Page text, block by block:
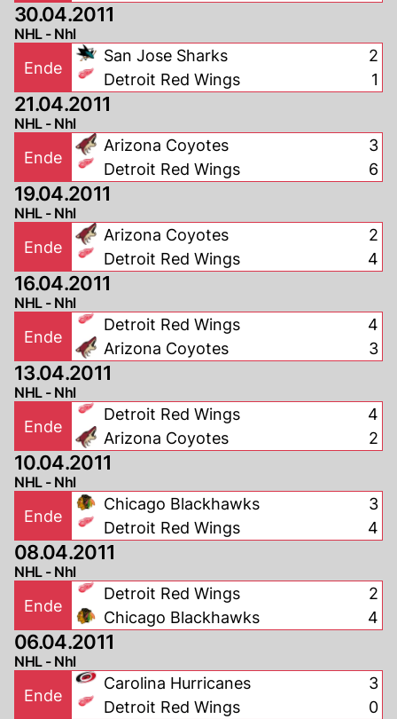
30.04.2011
NHL - Nhl
Ende
San Jose Sharks
Detroit Red Wings
2
1
21.04.2011
NHL - Nhl
Ende
Arizona Coyotes
Detroit Red Wings
3
6
19.04.2011
NHL - Nhl
Ende
Arizona Coyotes
Detroit Red Wings
2
4
16.04.2011
NHL - Nhl
Ende
Detroit Red Wings
Arizona Coyotes
4
3
13.04.2011
NHL - Nhl
Ende
Detroit Red Wings
Arizona Coyotes
4
2
10.04.2011
NHL - Nhl
Ende
Chicago Blackhawks
Detroit Red Wings
3
4
08.04.2011
NHL - Nhl
Ende
Detroit Red Wings
Chicago Blackhawks
2
4
06.04.2011
NHL - Nhl
Ende
Carolina Hurricanes
Detroit Red Wings
3
0